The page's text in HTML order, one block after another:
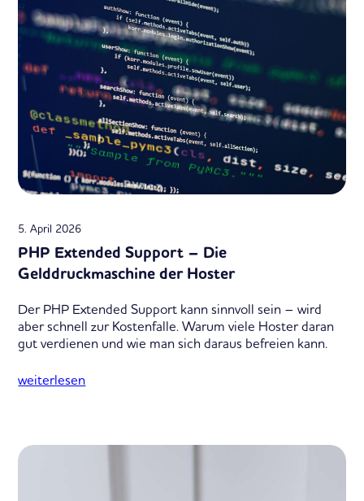
5. April 2026
PHP Extended Support – Die
Gelddruckmaschine der Hoster
Der PHP Extended Support kann sinnvoll sein – wird
aber schnell zur Kostenfalle. Warum viele Hoster daran
gut verdienen und wie man sich daraus befreien kann.
weiterlesen